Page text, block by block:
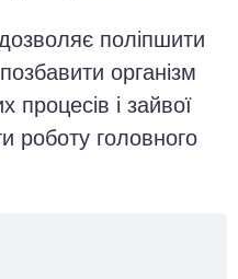
поліпшити
організм
процесів і зайвої
роботу головного